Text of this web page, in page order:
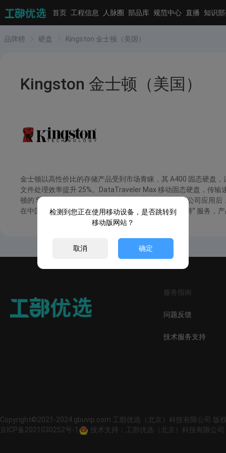
首页 工程信息 人脉圈 部品库 规范中心 直播 知识
品牌榜 硬盘 Kingston 金士顿（美国）
Kingston 金士顿（美国）
金士顿以高性价比的存储产品受到市场青睐，其 A400 固态硬盘
文件处理效率提升 25%。DataTraveler Max 移动固态硬盘，传
顿的 SSD Manager 软件，操作简单易用，某小型咨询公司应用
在中国上海设有办事处，提供 “3 年质保 + 在线技术支持” 服务，
服务指南
问题反馈
技术服务支持
Copyright©2021-2024 gbuvip.com 工部优选（北京）科技有限公司 版
京ICP备2021030252号-1
技术支持：工部优选（北京）科技有限公司
检测到您正在使用移动设备，是否跳转到
移动版网站？
取消 确定